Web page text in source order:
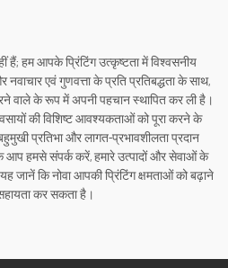
हैं; हम आपके प्रिंटिंग उत्कृष्टता में विश्वसनीय
एवं गुणवत्ता के प्रति प्रतिबद्धता के साथ,
वाले के रूप में अपनी पहचान स्थापित कर ली है।
की विशिष्ट आवश्यकताओं को पूरा करने के
प्रतिभा और लागत-प्रभावशीलता प्रदान
हमसे संपर्क करें, हमारे उत्पादों और सेवाओं के
जानें कि नोवा आपकी प्रिंटिंग क्षमताओं को बढ़ाने
कर सकता है।